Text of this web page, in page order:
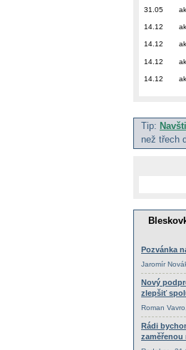
31.05
14.12
14.12
14.12
14.12
Tip:
než třech